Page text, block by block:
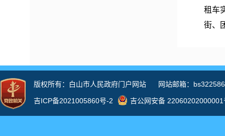
租车
街、
3.提
政、
府门
容。